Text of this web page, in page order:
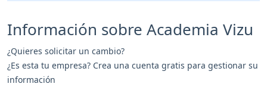
Información sobre Academia Vizu
¿Quieres solicitar un cambio?
¿Es esta tu empresa? Crea una cuenta gratis para gestionar su
información